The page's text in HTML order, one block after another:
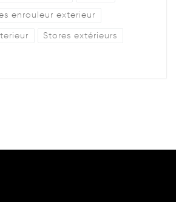
enrouleur exterieur
Stores extérieurs